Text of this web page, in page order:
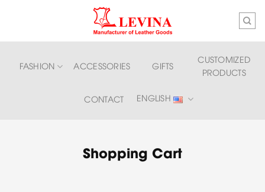
FASHION ACCESSORIES GIFTS
CUSTOMIZED
PRODUCTS
CONTACT ENGLISH
Shopping Cart